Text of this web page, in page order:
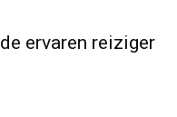
ervaren reiziger